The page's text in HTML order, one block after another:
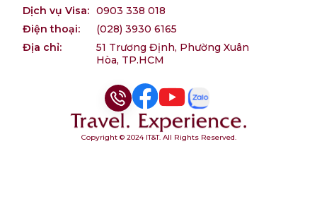
Dịch vụ Visa: 0903 338 018
Điện thoại:
(028) 3930 6165
Địa chỉ:
51 Trương Định, Phường Xuân
Hòa, TP.HCM
Copyright © 2024 IT&T. All Rights Reserved.